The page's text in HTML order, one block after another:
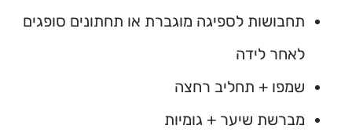
תחבושות לספיגה מוגברת או תחתונים סופגים
לאחר לידה
שמפו + תחליב רחצה
מברשת שיער + גומיות